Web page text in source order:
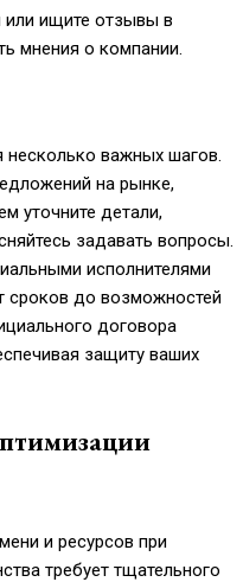
ищите отзывы в
мнения о компании.
важных шагов.
на рынке,
уточните детали,
задавать вопросы.
исполнителями
сроков до возможностей
договора
защиту ваших
и ресурсов при
требует тщательного